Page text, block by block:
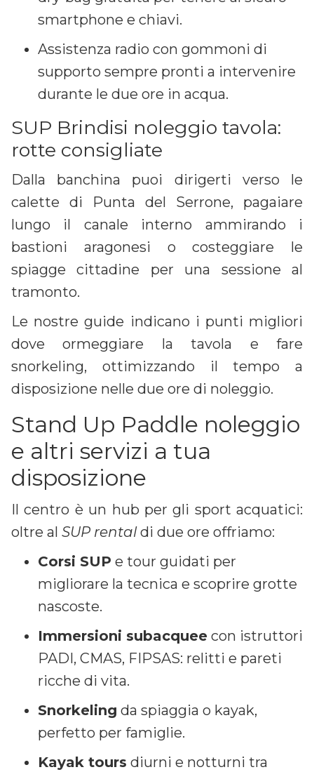
smartphone e chiavi.
Assistenza radio con gommoni di
supporto sempre pronti a intervenire
durante le due ore in acqua.
SUP Brindisi noleggio tavola:
rotte consigliate
Dalla banchina puoi dirigerti verso le
calette di Punta del Serrone, pagaiare
lungo il canale interno ammirando i
bastioni aragonesi o costeggiare le
spiagge cittadine per una sessione al
tramonto.
Le nostre guide indicano i punti migliori
dove ormeggiare la tavola e fare
snorkeling, ottimizzando il tempo a
disposizione nelle due ore di noleggio.
Stand Up Paddle noleggio
e altri servizi a tua
disposizione
Il centro è un hub per gli sport acquatici:
oltre al SUP rentaldi due ore offriamo:
Corsi SUP e tour guidati per
migliorare la tecnica e scoprire grotte
nascoste.
Immersioni subacquee con istruttori
PADI, CMAS, FIPSAS: relitti e pareti
ricche di vita.
Snorkeling da spiaggia o kayak,
perfetto per famiglie.
Kayak tours diurni e notturni tra